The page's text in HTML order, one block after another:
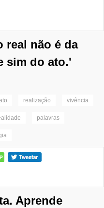
real não é da
sim do ato.'
realização vivência
palavras
Aprende